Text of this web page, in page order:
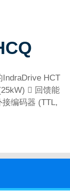
HCT
 回馈能
编码器 (TTL,